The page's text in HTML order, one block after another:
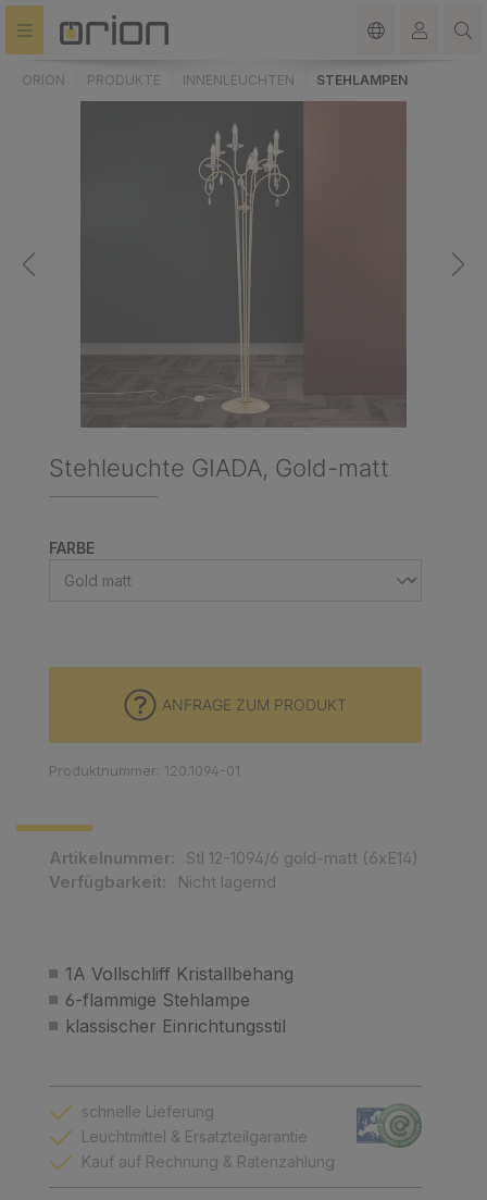
springen
ORION PRODUKTE INNENLEUCHTEN STEHLAMPEN
Stehleuchte GIADA, Gold-matt
FARBEAUSWÄHLEN
1A Vollschliff Kristallbehang
6-flammige Stehlampe
klassischer Einrichtungsstil
Artikelnummer:
Stl 12-1094/6 gold-matt (6xE14)
Verfügbarkeit:
Nicht lagernd
ANFRAGE ZUM PRODUKT
Produktnummer: 120.1094-01
schnelle Lieferung
Leuchtmittel & Ersatzteilgarantie
Kauf auf Rechnung & Ratenzahlung